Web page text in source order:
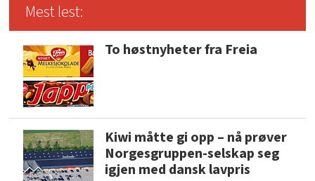
Mest lest:
To høstnyheter fra Freia
Kiwi måtte gi opp – nå prøver
Norgesgruppen-selskap seg
igjen med dansk lavpris